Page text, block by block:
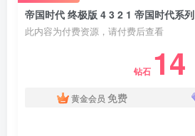
帝国时代 终极版 4 3 2 1 帝国时代系列
此内容为付费资源，请付费后查看
钻石 14
黄金会员 免费